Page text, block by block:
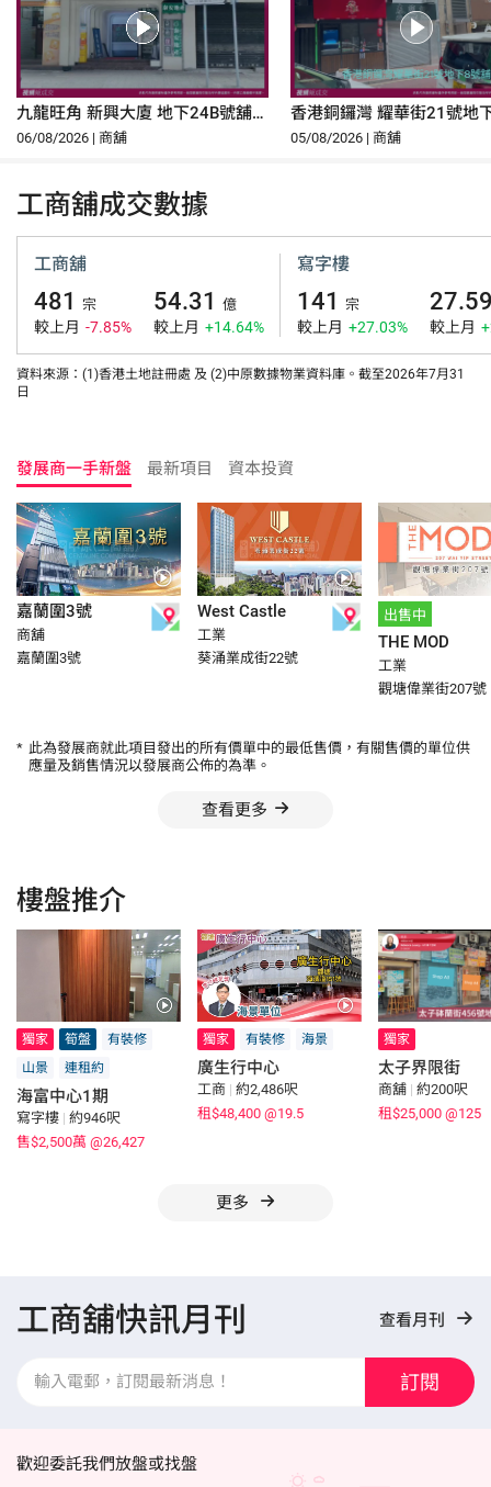
九龍旺角 新興大廈 地下24B號舖
及高層地庫U3-U45
06/08/2026 | 商舖
香港銅鑼灣 耀華街21號地
05/08/2026 | 商舖
工商舖成交數據
工商舖
481 宗
較上月 -7.85%
54.31 億
較上月 +14.64%
寫字樓
141 宗
較上月 +27.03% 較上月
資料來源：(1)香港土地註冊處 及 (2)中原數據物業資料庫。截至2026年7月31
日
發展商一手新盤 最新項目 資本投資
嘉蘭圍3號
商舖
嘉蘭圍3號
West Castle
工業
葵涌業成街22號
出售中
THE MOD
工業
觀塘偉業街207號
* 此為發展商就此項目發出的所有價單中的最低售價，有關售價的單位供
應量及銷售情況以發展商公佈的為準。
查看更多
樓盤推介
獨家 筍盤
有裝修
山景
連租約
海富中心1期
寫字樓 | 約946呎
售$2,500萬 @26,427
獨家 有裝修 海景
廣生行中心
工商 | 約2,486呎
租$48,400 @19.5
獨家
太子界限街
商舖 | 約200呎
租$25,000 @125
更多
工商舖快訊月刊 查看月刊
訂閱
歡迎委託我們放盤或找盤